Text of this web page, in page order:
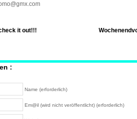
it out!!!
:
Name (erforderlich)
Em@il (wird nicht veröffentlicht) (erforderlich)